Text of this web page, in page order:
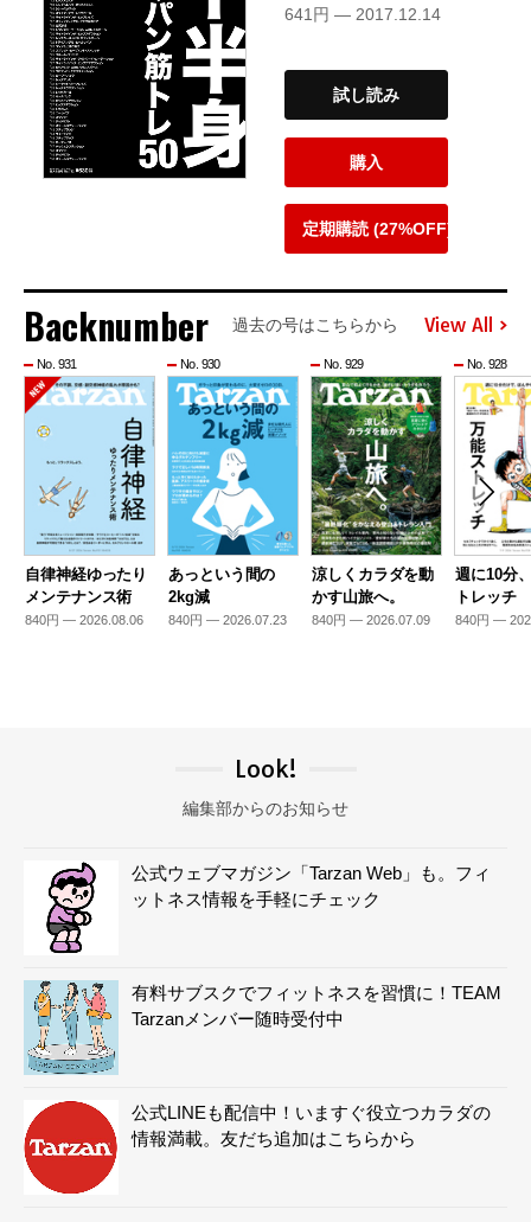
641円 — 2017.12.14
試し読み
購入
定期購読 (27%OFF)
Backnumber 過去の号はこちらから View All
No. 931
自律神経ゆったり
メンテナンス術
840円 — 2026.08.06
No. 930
あっという間の
2kg減
840円 — 2026.07.23
No. 929
涼しくカラダを動
かす山旅へ。
840円 — 2026.07.09
No. 928
週に10分
トレッチ
840円 —
Look!
編集部からのお知らせ
公式ウェブマガジン「Tarzan Web」も。フィ
ットネス情報を手軽にチェック
有料サブスクでフィットネスを習慣に！TEAM
Tarzanメンバー随時受付中
公式LINEも配信中！いますぐ役立つカラダの
情報満載。友だち追加はこちらから